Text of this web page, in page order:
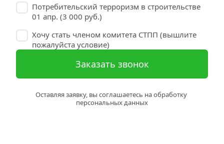
Потребительский терроризм в строительстве
01 апр. (3 000 руб.)
Хочу стать членом комитета СТПП (вышлите
пожалуйста условие)
Заказать звонок
Оставляя заявку, вы соглашаетесь на обработку
персональных данных